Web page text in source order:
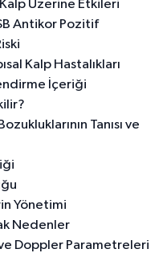
Üzerine Etkileri
Antikor Pozitif
Kalp Hastalıkları
İçeriği
Tanısı ve
Yönetimi
Nedenler
Doppler Parametreleri